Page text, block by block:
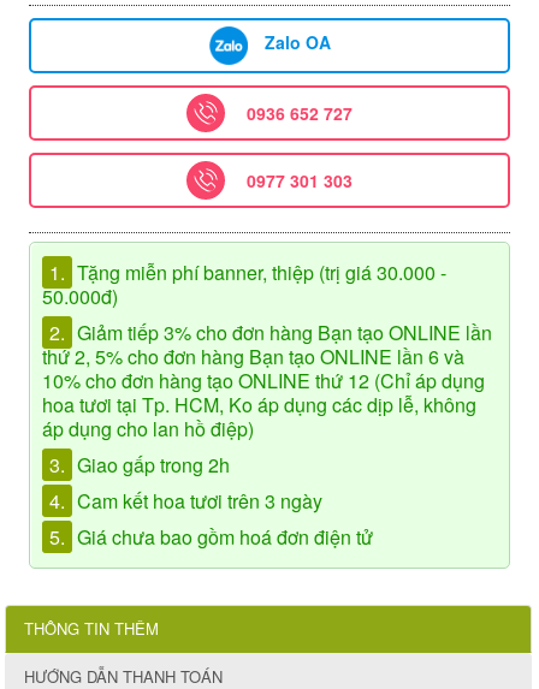
Zalo OA
0936 652 727
0977 301 303
1. Tặng miễn phí banner, thiệp (trị giá 30.000 -
50.000đ)
2. Giảm tiếp 3% cho đơn hàng Bạn tạo ONLINE lần
thứ 2, 5% cho đơn hàng Bạn tạo ONLINE lần 6 và
10% cho đơn hàng tạo ONLINE thứ 12 (Chỉ áp dụng
hoa tươi tại Tp. HCM, Ko áp dụng các dịp lễ, không
áp dụng cho lan hồ điệp)
3. Giao gấp trong 2h
4. Cam kết hoa tươi trên 3 ngày
5. Giá chưa bao gồm hoá đơn điện tử
THÔNG TIN THÊM
HƯỚNG DẪN THANH TOÁN